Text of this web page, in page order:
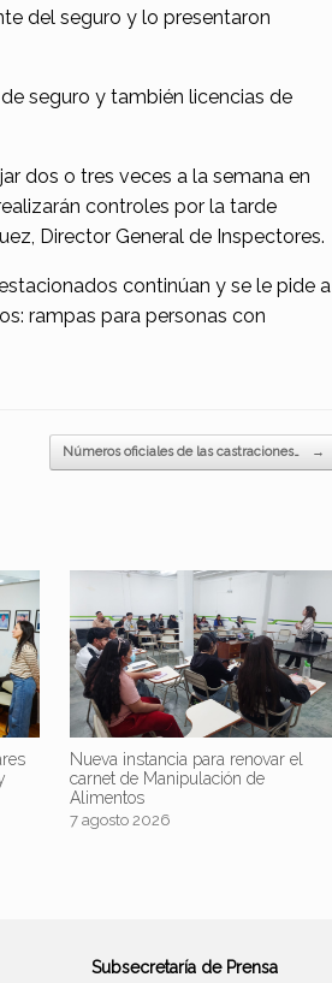
del seguro y lo presentaron
seguro y también licencias de
dos o tres veces a la semana en
controles por la tarde
Director General de Inspectores.
continúan y se le pide a
rampas para personas con
Números oficiales de las castraciones… →
Nueva instancia para renovar el
carnet de Manipulación de
Alimentos
7 agosto 2026
Subsecretaría de Prensa